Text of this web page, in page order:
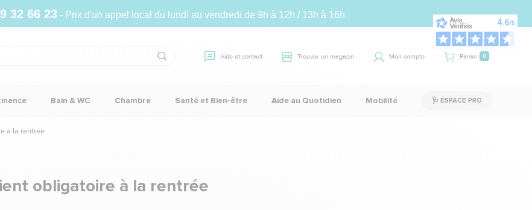
32 66 23- Prix d'un appel local du lundi au vendredi de 9h à 12h / 13h à 16h
Aide et contact Trouver un magasin Mon compte Panier 0
Bain & WC Chambre Santé et Bien-être Aide au Quotidien Mobilité 🩺 ESPACE PRO
à la rentrée
obligatoire à la rentrée